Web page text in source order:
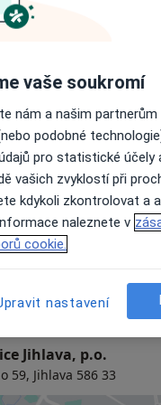
a cenách
ještě nepřidával
svých službách.
Jihlava, p.o.
59, Jihlava 586 33
vaše soukromí
nám a našim
podobné
pro statistické účely
vašich zvyklostí při
kdykoli zkontrolovat a
naleznete v
cookie.
nastavení